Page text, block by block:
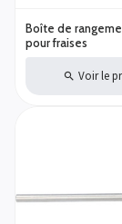
Boîte de
pour fraises
Voir le